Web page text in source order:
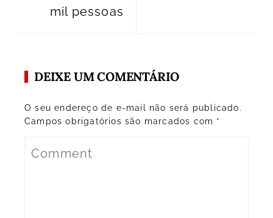
mil pessoas
DEIXE UM COMENTÁRIO
O seu endereço de e-mail não será publicado.
Campos obrigatórios são marcados com *